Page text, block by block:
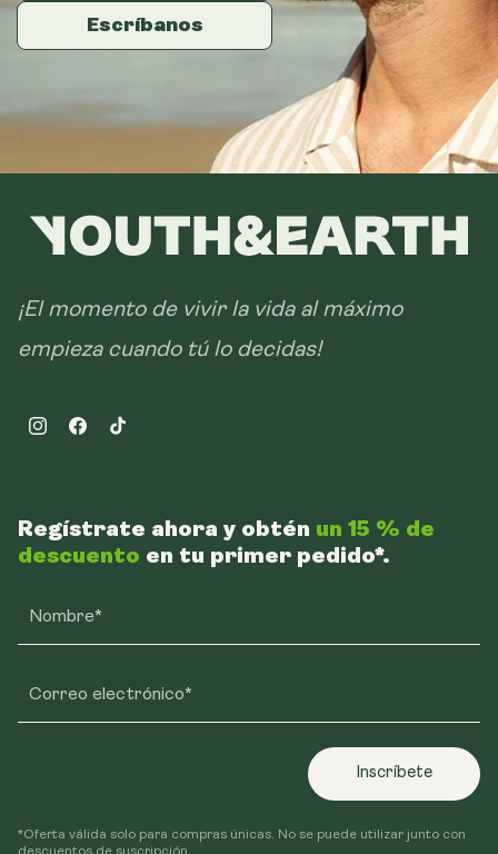
Escríbanos
Escríbanos
Escríbanos
¡El momento de vivir la vida al máximo
empieza cuando tú lo decidas!
InstagramFacebookTikTok
Regístrate ahora y obtén un 15 % de
descuento en tu primer pedido*.
Nombre*
Correo electrónico*
Inscríbete
*Oferta válida solo para compras únicas. No se puede utilizar junto con